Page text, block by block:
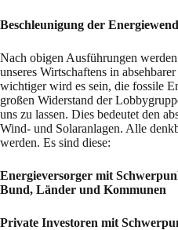
Beschleunigung der
Nach obigen Ausführungen
unseres Wirtschaftens in
wichtiger wird es sein, die fossile
großen Widerstand der
uns zu lassen. Dies bedeutet den
Wind- und Solaranlagen. Alle
werden. Es sind diese:
Energieversorger mit
Bund, Länder und Kommunen
Private Investoren mit